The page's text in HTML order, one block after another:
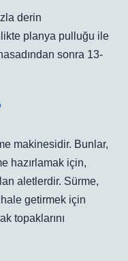
derin
planya pulluğu ile
sonra 13-
makinesidir. Bunlar,
hazırlamak için,
aletlerdir. Sürme,
getirmek için
topaklarını